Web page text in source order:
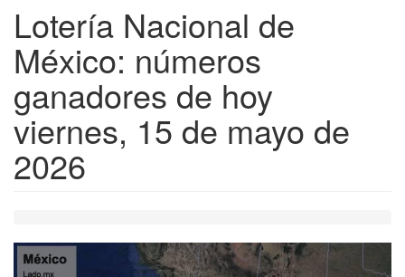
Lotería Nacional de
México: números
ganadores de hoy
viernes, 15 de mayo de
2026